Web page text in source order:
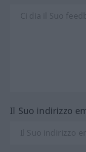
Il Suo indirizzo